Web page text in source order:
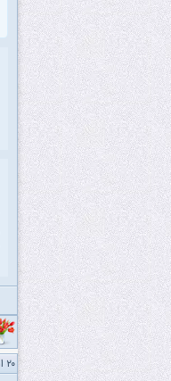
۲۰ اسفند ۱۳۹۱, ۰۴:۰۲ ب.ظ